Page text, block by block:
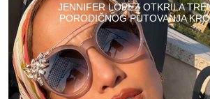
JENNIFER LOPEZ OTKRILA
PORODIČNOG PUTOVANJA